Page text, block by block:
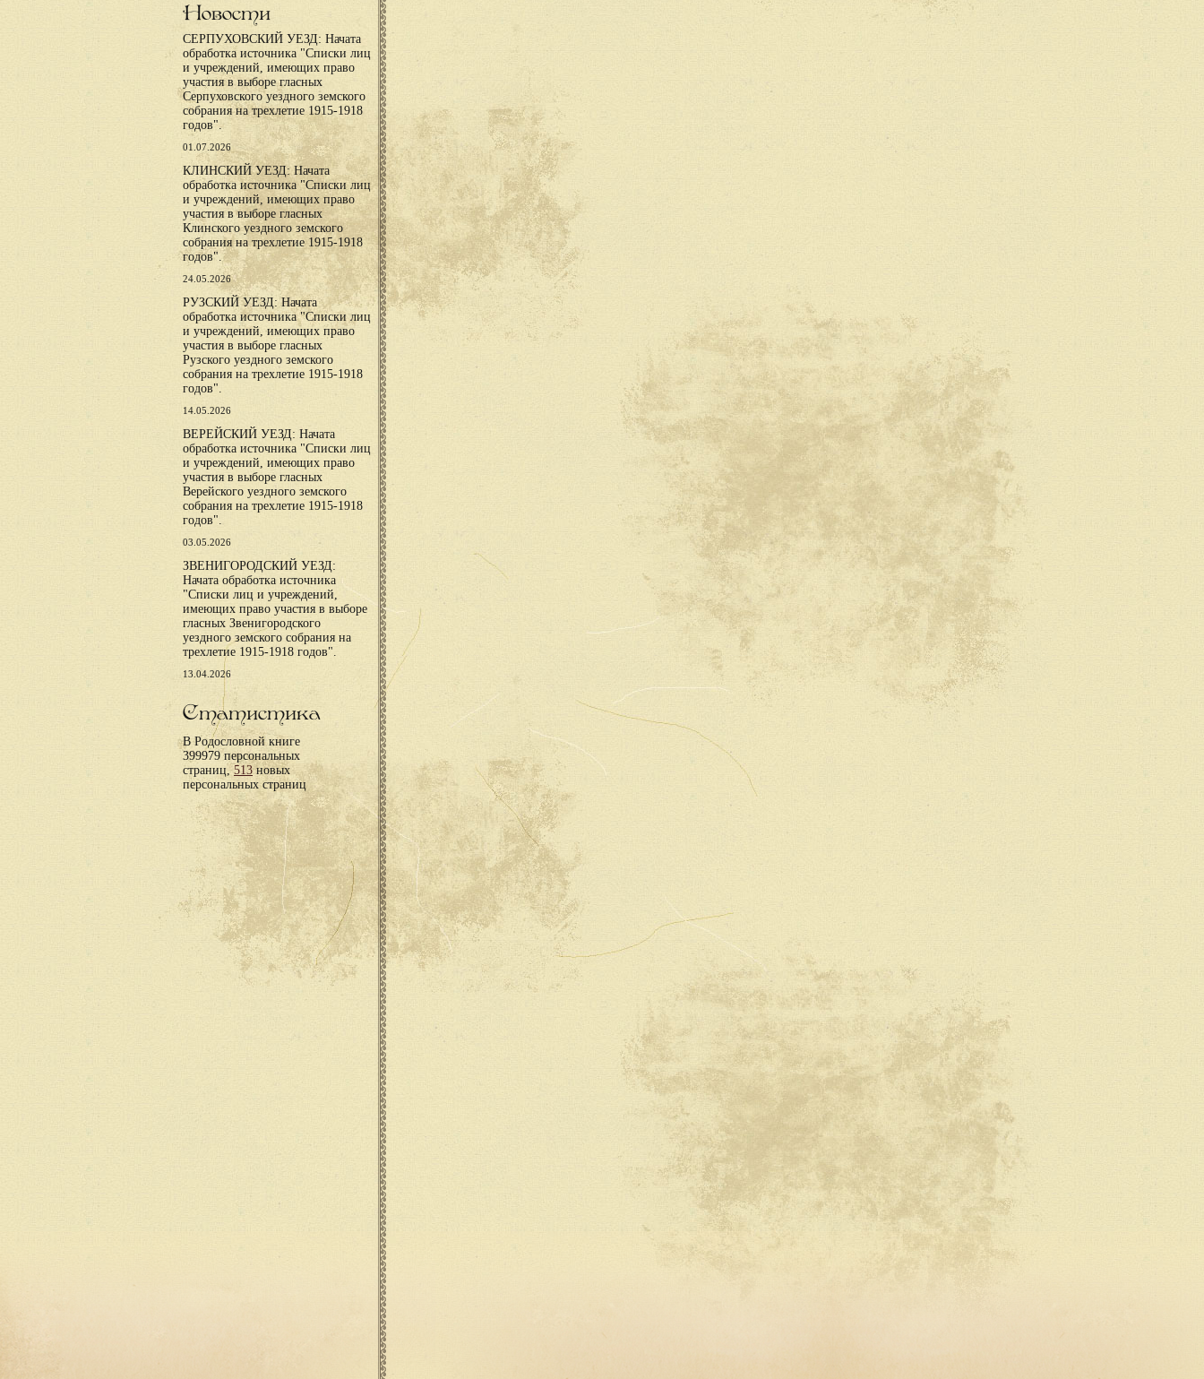
Новости
СЕРПУХОВСКИЙ УЕЗД: Начата
обработка источника "Списки лиц
и учреждений, имеющих право
участия в выборе гласных
Серпуховского уездного земского
собрания на трехлетие 1915-1918
годов".
01.07.2026
КЛИНСКИЙ УЕЗД: Начата
обработка источника "Списки лиц
и учреждений, имеющих право
участия в выборе гласных
Клинского уездного земского
собрания на трехлетие 1915-1918
годов".
24.05.2026
РУЗСКИЙ УЕЗД: Начата
обработка источника "Списки лиц
и учреждений, имеющих право
участия в выборе гласных
Рузского уездного земского
собрания на трехлетие 1915-1918
годов".
14.05.2026
ВЕРЕЙСКИЙ УЕЗД: Начата
обработка источника "Списки лиц
и учреждений, имеющих право
участия в выборе гласных
Верейского уездного земского
собрания на трехлетие 1915-1918
годов".
03.05.2026
ЗВЕНИГОРОДСКИЙ УЕЗД:
Начата обработка источника
"Списки лиц и учреждений,
имеющих право участия в выборе
гласных Звенигородского
уездного земского собрания на
трехлетие 1915-1918 годов".
13.04.2026
Статистика
В Родословной книге
399979 персональных
страниц,513новых
персональных страниц